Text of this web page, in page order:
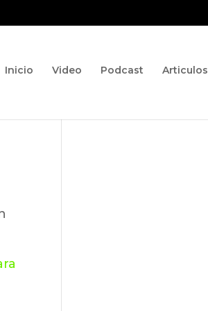
Inicio Video Podcast Articulos